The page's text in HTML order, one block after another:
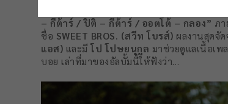
– กีต้าร์ / ปิติ – กีต้าร์ / ออตโต้ – กลอง” ภ
ชื่อ SWEET BROS. (สวีท โบรส์) ผลงานสุดจั
แอส) และมีโป โปษยนุกูล มาช่วยดูแลเนื้อเพ
บอย เล่าที่มาของอัลบั้มนี้ให้ฟังว่า…